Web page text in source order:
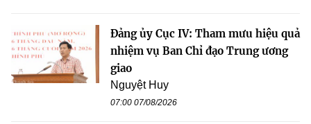
Đảng ủy Cục IV: Tham mưu hiệu quả
nhiệm vụ Ban Chỉ đạo Trung ương
giao
Nguyệt Huy
07:00 07/08/2026